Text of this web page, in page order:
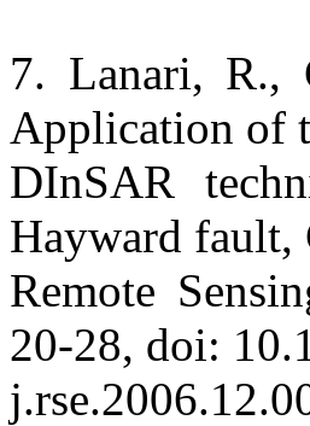
7. Lanari, R.,
Application of
DInSAR
Hayward fault,
Remote
20-28, doi: